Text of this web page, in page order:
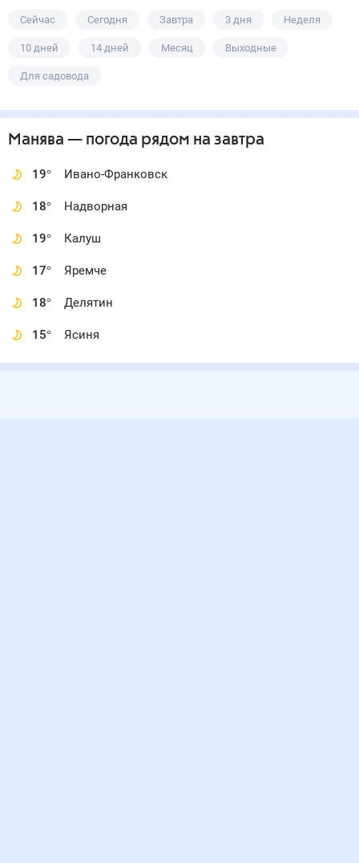
Сейчас Сегодня Завтра 3 дня Неделя
10 дней 14 дней Месяц Выходные
Для садовода
Манява — погода рядом на завтра
19° Ивано-Франковск
18° Надворная
19° Калуш
17° Яремче
18° Делятин
15° Ясиня